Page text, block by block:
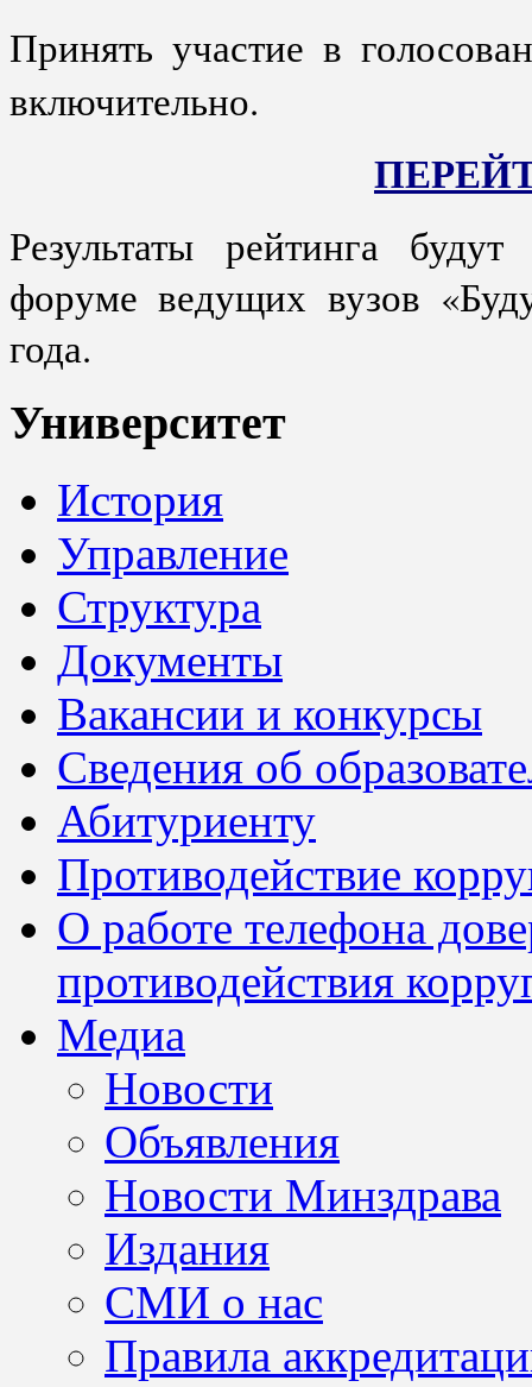
Принять участие в
включительно.
Результаты рейтинга
форуме ведущих вузов
года.
Университет
История
Управление
Структура
Документы
Вакансии и конкурсы
Сведения об
Абитуриенту
Противодействие
О работе телефона
противодействия
Медиа
Новости
Объявления
Новости Минздрава
Издания
СМИ о нас
Правила